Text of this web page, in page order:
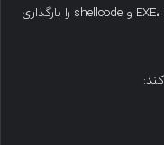
کند و همچنین payloadهایی از نوع EXE، DLL، MSI و shellcode را بارگذاری